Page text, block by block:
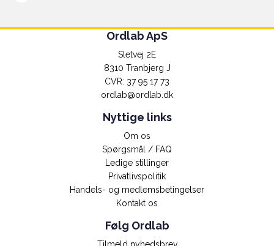
Ordlab ApS
Sletvej 2E
8310 Tranbjerg J
CVR: 37 95 17 73
ordlab@ordlab.dk
Nyttige links
Om os
Spørgsmål / FAQ
Ledige stillinger
Privatlivspolitik
Handels- og medlemsbetingelser
Kontakt os
Følg Ordlab